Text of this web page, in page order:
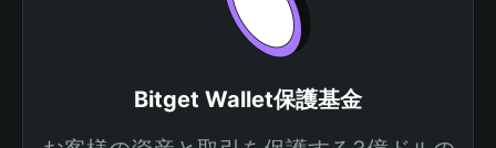
Bitget Wallet保護基金